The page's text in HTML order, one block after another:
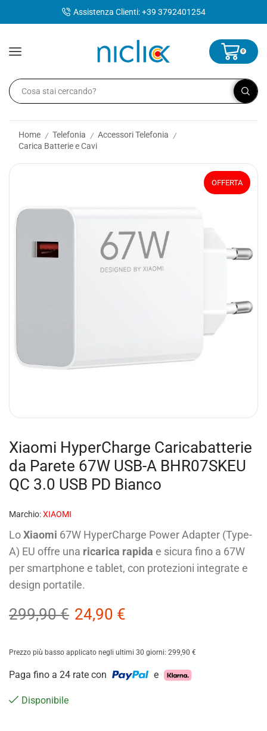
Assistenza Clienti: +39 3792401254
0
Home / Telefonia / Accessori Telefonia /
Carica Batterie e Cavi
OFFERTA
Xiaomi HyperCharge Caricabatterie
da Parete 67W USB-A BHR07SKEU
QC 3.0 USB PD Bianco
Marchio:XIAOMI
LoXiaomi 67W HyperCharge Power Adapter (Type-
A) EU offre una ricarica rapida e sicura fino a 67W
per smartphone e tablet, con protezioni integrate e
design portatile.
299,90€ 24,90 €
Prezzo più basso applicato negli ultimi 30 giorni: 299,90 €
Paga fino a 24 rate con e
Disponibile